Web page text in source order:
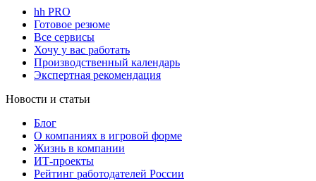
hh PRO
Готовое резюме
Все сервисы
Хочу у вас работать
Производственный календарь
Экспертная рекомендация
Новости и статьи
Блог
О компаниях в игровой форме
Жизнь в компании
ИТ-проекты
Рейтинг работодателей России